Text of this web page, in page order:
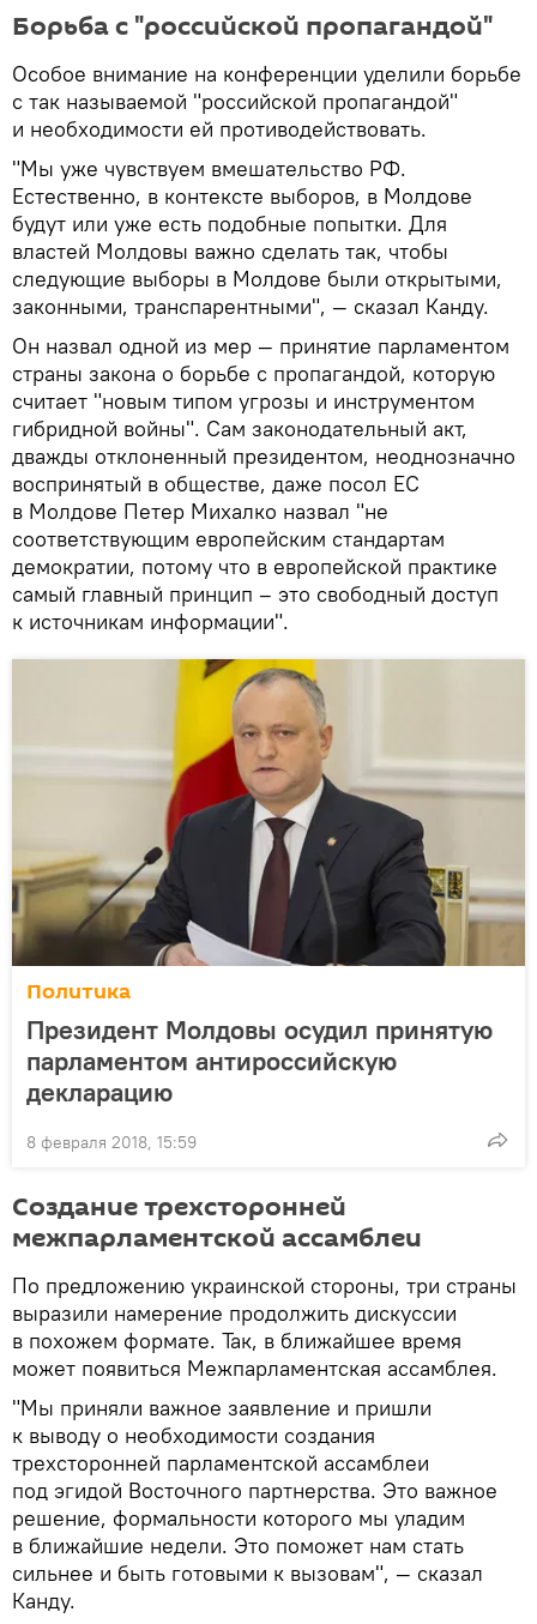
Борьба с "российской пропагандой"
Особое внимание на конференции уделили борьбе
с так называемой "российской пропагандой"
и необходимости ей противодействовать.
"Мы уже чувствуем вмешательство РФ.
Естественно, в контексте выборов, в Молдове
будут или уже есть подобные попытки. Для
властей Молдовы важно сделать так, чтобы
следующие выборы в Молдове были открытыми,
законными, транспарентными", — сказал Канду.
Он назвал одной из мер — принятие парламентом
страны закона о борьбе с пропагандой, которую
считает "новым типом угрозы и инструментом
гибридной войны". Сам законодательный акт,
дважды отклоненный президентом, неоднозначно
воспринятый в обществе, даже посол ЕС
в Молдове Петер Михалко назвал "не
соответствующим европейским стандартам
демократии, потому что в европейской практике
самый главный принцип – это свободный доступ
к источникам информации".
Политика
Президент Молдовы осудил принятую
парламентом антироссийскую
декларацию
8 февраля 2018, 15:59
Создание трехсторонней
межпарламентской ассамблеи
По предложению украинской стороны, три страны
выразили намерение продолжить дискуссии
в похожем формате. Так, в ближайшее время
может появиться Межпарламентская ассамблея.
"Мы приняли важное заявление и пришли
к выводу о необходимости создания
трехсторонней парламентской ассамблеи
под эгидой Восточного партнерства. Это важное
решение, формальности которого мы уладим
в ближайшие недели. Это поможет нам стать
сильнее и быть готовыми к вызовам", — сказал
Канду.